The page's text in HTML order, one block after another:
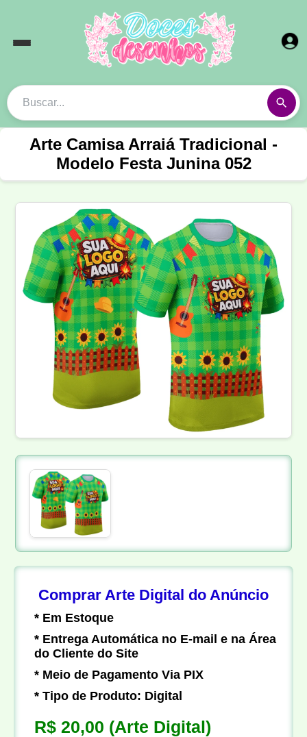
Arte Camisa Arraiá Tradicional -
Modelo Festa Junina 052
Comprar Arte Digital do Anúncio
* Em Estoque
* Entrega Automática no E-mail e na Área
do Cliente do Site
* Meio de Pagamento Via PIX
* Tipo de Produto: Digital
R$ 20,00 (Arte Digital)